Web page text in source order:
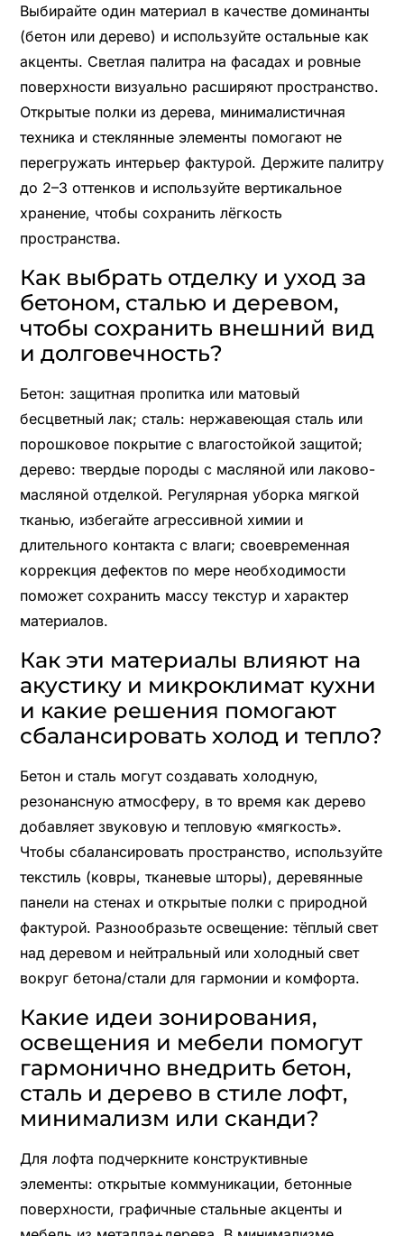
Выбирайте один материал в качестве доминанты
(бетон или дерево) и используйте остальные как
акценты. Светлая палитра на фасадах и ровные
поверхности визуально расширяют пространство.
Открытые полки из дерева, минималистичная
техника и стеклянные элементы помогают не
перегружать интерьер фактурой. Держите палитру
до 2–3 оттенков и используйте вертикальное
хранение, чтобы сохранить лёгкость
пространства.
Как выбрать отделку и уход за
бетоном, сталью и деревом,
чтобы сохранить внешний вид
и долговечность?
Бетон: защитная пропитка или матовый
бесцветный лак; сталь: нержавеющая сталь или
порошковое покрытие с влагостойкой защитой;
дерево: твердые породы с масляной или лаково-
масляной отделкой. Регулярная уборка мягкой
тканью, избегайте агрессивной химии и
длительного контакта с влаги; своевременная
коррекция дефектов по мере необходимости
поможет сохранить массу текстур и характер
материалов.
Как эти материалы влияют на
акустику и микроклимат кухни
и какие решения помогают
сбалансировать холод и тепло?
Бетон и сталь могут создавать холодную,
резонансную атмосферу, в то время как дерево
добавляет звуковую и тепловую «мягкость».
Чтобы сбалансировать пространство, используйте
текстиль (ковры, тканевые шторы), деревянные
панели на стенах и открытые полки с природной
фактурой. Разнообразьте освещение: тёплый свет
над деревом и нейтральный или холодный свет
вокруг бетона/стали для гармонии и комфорта.
Какие идеи зонирования,
освещения и мебели помогут
гармонично внедрить бетон,
сталь и дерево в стиле лофт,
минимализм или сканди?
Для лофта подчеркните конструктивные
элементы: открытые коммуникации, бетонные
поверхности, графичные стальные акценты и